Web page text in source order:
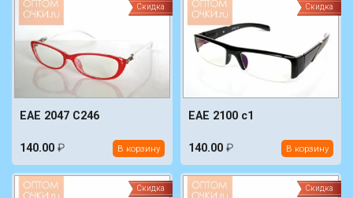
Скидка
EAE 2047 C246
140.00 ₽ В корзину
Скидка
EAE 2100 c1
140.00 ₽ В корзину
Скидка Скидка